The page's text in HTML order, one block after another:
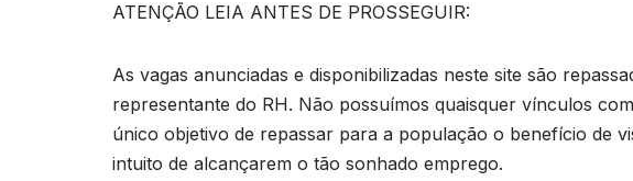
ATENÇÃO LEIA ANTES DE PROSSEGUIR:
As vagas anunciadas e disponibilizadas neste site são
representante do RH. Não possuímos quaisquer vínculos
único objetivo de repassar para a população o benefício de
intuito de alcançarem o tão sonhado emprego.